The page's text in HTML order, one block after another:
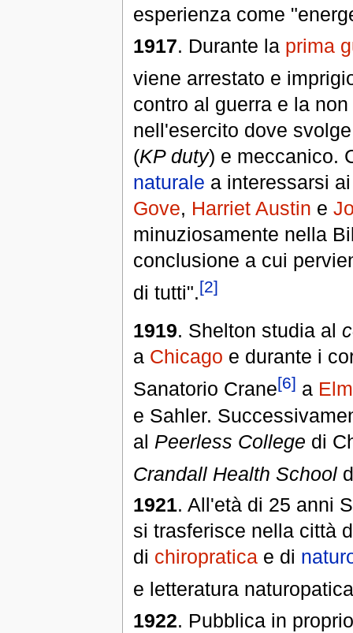
esperienza come
1917. Durante la prima
viene arrestato e
contro al guerra e la
nell'esercito dove
(KP duty) e meccanico.
naturale a interessarsi
Gove, Harriet Austin e
minuziosamente nella
conclusione a cui
di tutti".[2]
1919. Shelton studia al
a Chicago e durante i
Sanatorio Crane[6] a
e Sahler.
al Peerless College di
Crandall Health School
1921. All'età di 25 anni
si trasferisce nella città
di chiropraticae di
e letteratura
1922. Pubblica in